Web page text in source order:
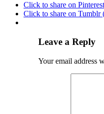
Click to share on
Click to share on
Leave a Reply
Your email address